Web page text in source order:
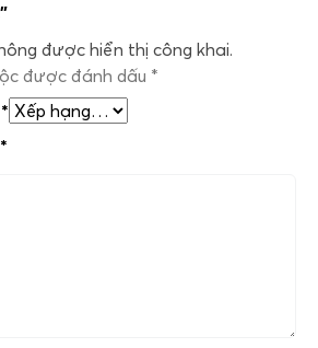
được hiển thị công khai.
được đánh dấu *
*
*